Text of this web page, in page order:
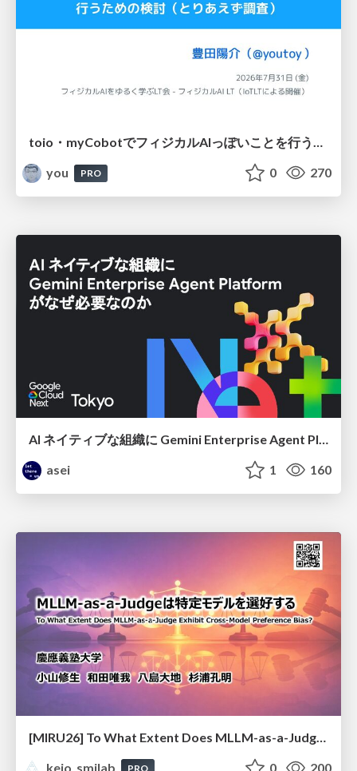
toio・myCobotでフィジカルAIっぽいことを行うための検討（とりあえず調査） / フィジカルAI LT（IoTLTによる開催）
you
PRO 0 270
AI ネイティブな組織に Gemini Enterprise Agent Platform がなぜ必要なのか
asei
1 160
keio_smilab
PRO 0 200